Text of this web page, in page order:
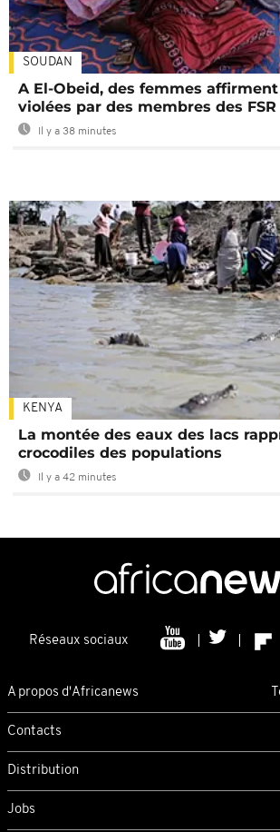
SOUDAN
A El-Obeid, des femmes
violées par des membres des FSR
Il y a 38 minutes
KENYA
La montée des eaux des lacs
crocodiles des populations
Il y a 42 minutes
Réseaux sociaux
A propos d'Africanews
Contacts
Distribution
Jobs